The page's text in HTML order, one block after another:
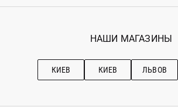
Гарантия
Ostriv Club+
Наши магазини
Рекомендации по уходу
НАШИ МАГАЗИНЫ
КИЕВ КИЕВ ЛЬВОВ